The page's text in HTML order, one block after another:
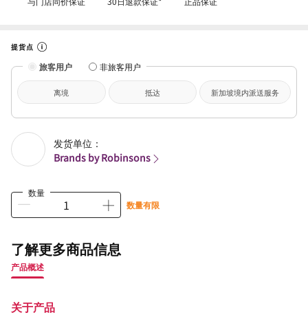
提货点
旅客用户 非旅客用户
离境 抵达 新加坡境内派送服务
发货单位：
Brands by Robinsons
数量
数量有限
了解更多商品信息
产品概述
关于产品